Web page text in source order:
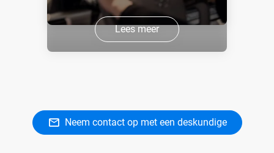
Lees meer
Neem contact op met een deskundige